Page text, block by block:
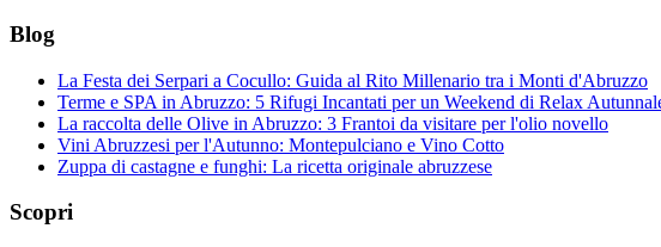
Blog
La Festa dei Serpari a Cocullo: Guida al Rito Millenario tra i Monti d'Abruzzo
Terme e SPA in Abruzzo: 5 Rifugi Incantati per un Weekend di Relax
La raccolta delle Olive in Abruzzo: 3 Frantoi da visitare per l'olio novello
Vini Abruzzesi per l'Autunno: Montepulciano e Vino Cotto
Zuppa di castagne e funghi: La ricetta originale abruzzese
Scopri